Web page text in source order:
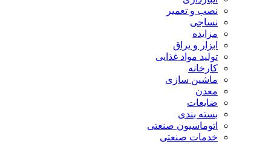
نصب و تعمیر
نساجی
مزایده
ابزار و یراق
تولید مواد غذایی
کارخانه
ماشین سازی
معدن
ضایعات
بسته بندی
اتوماسیون صنعتی
خدمات صنعتی